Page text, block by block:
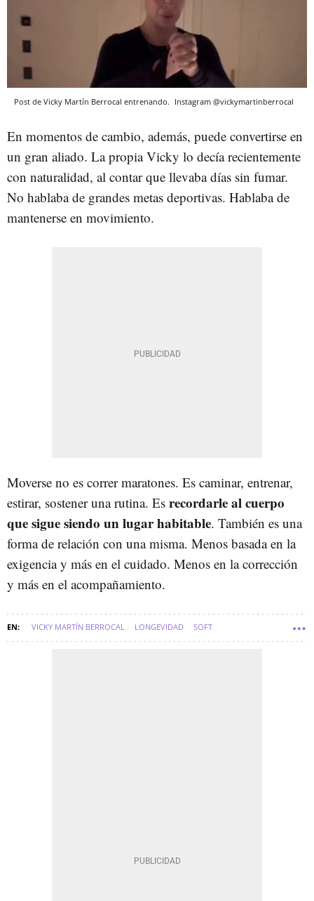
Post de Vicky Martín Berrocal entrenando. Instagram @vickymartinberrocal
En momentos de cambio, además, puede convertirse en
un gran aliado. La propia Vicky lo decía recientemente
con naturalidad, al contar que llevaba días sin fumar.
No hablaba de grandes metas deportivas. Hablaba de
mantenerse en movimiento.
Moverse no es correr maratones. Es caminar, entrenar,
estirar, sostener una rutina. Es recordarle al cuerpo
que sigue siendo un lugar habitable. También es una
forma de relación con una misma. Menos basada en la
exigencia y más en el cuidado. Menos en la corrección
y más en el acompañamiento.
VICKY MARTÍN BERROCAL LONGEVIDAD SOFT